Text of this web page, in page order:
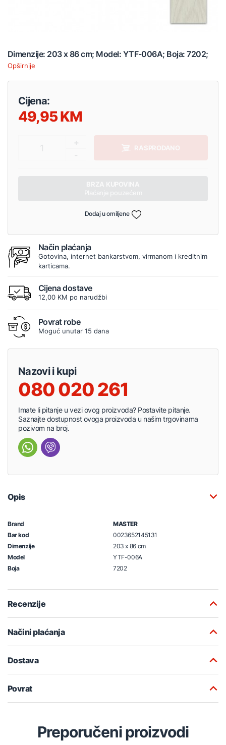
Dimenzije: 203 x 86 cm; Model: YTF-006A; Boja: 7202;
Opširnije
Cijena:
49,95
RASPRODANO
Dodaj u omiljene
Način plaćanja
Gotovina, internet bankarstvom, virmanom i kreditnim
karticama.
Cijena dostave
12,00 KM po narudžbi
Povrat robe
Moguć unutar 15 dana
Nazovi i kupi
080 020 261
Imate li pitanje u vezi ovog proizvoda? Postavite pitanje.
Saznajte dostupnost ovoga proizvoda u našim trgovinama
pozivom na broj.
Opis
Brand
MASTER
Bar kod
0023652145131
Dimenzije
203 x 86 cm
Model
YTF-006A
Boja
7202
Recenzije
Načini plaćanja
Dostava
Povrat
Preporučeni proizvodi